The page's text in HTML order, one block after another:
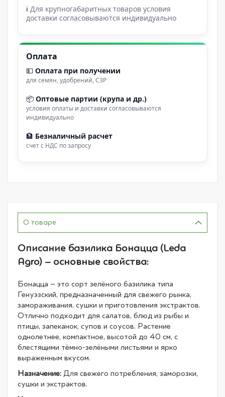
ℹ Для крупногабаритных товаров условия
доставки согласовываются индивидуально
Оплата
💵 Оплата при получении
для семян, удобрений, СЗР
📦 Оптовые партии (крупа и др.)
условия оплаты и доставки согласовываются
индивидуально
🏦 Безналичный расчет
счет с НДС по запросу
О товаре
Описание базилика Бонацца (Leda
Agro) – основные свойства:
Бонацца – это сорт зелёного базилика типа
Генуэзский, предназначенный для свежего рынка,
замораживания, сушки и приготовления экстрактов.
Отлично подходит для салатов, блюд из рыбы и
птицы, запеканок, супов и соусов. Растение
однолетнее, компактное, высотой до 40 см, с
блестящими тёмно-зелёными листьями и ярко
выраженным вкусом.
Назначение: Для свежего потребления, заморозки,
сушки и экстрактов.